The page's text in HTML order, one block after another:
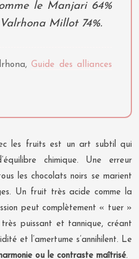
le Manjari 64%
Millot 74%.
Guide des alliances
les fruits est un art subtil qui
chimique. Une erreur
les chocolats noirs se marient
Un fruit très acide comme la
peut complètement « tuer »
très puissant et tannique, créant
et l’amertume s’annihilent. Le
ou le contraste maîtrisé.